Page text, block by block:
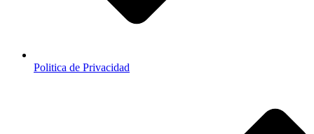
Politica de Privacidad